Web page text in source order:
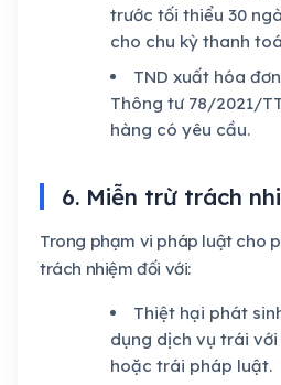
trước tối thiểu 30
cho chu kỳ thanh
TND xuất hóa
Thông tư 78/2021/
hàng có yêu cầu.
6. Miễn trừ trách
Trong phạm vi pháp luật cho
trách nhiệm đối với:
Thiệt hại phát
dụng dịch vụ trái
hoặc trái pháp luật.